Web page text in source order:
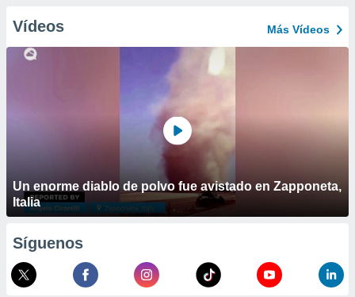
Vídeos Más Vídeos
Un enorme diablo de polvo fue avistado en Zapponeta,
Italia
Síguenos